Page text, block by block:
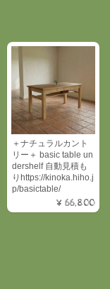
＋ナチュラルカント
リー＋ basic table un
dershelf 自動見積も
りhttps://kinoka.hiho.j
p/basictable/
¥66,800